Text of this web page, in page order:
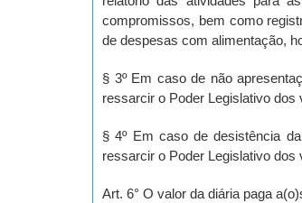
compromissos, bem como
de despesas com alimentação,
§ 3º Em caso de não
ressarcir o Poder Legislativo dos
§ 4º Em caso de desistência
ressarcir o Poder Legislativo dos
Art. 6° O valor da diária paga